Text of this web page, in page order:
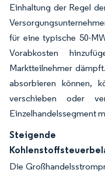
Einhaltung der Regel
für eine typische 50-
Vorabkosten
Marktteilnehmer
absorbieren können,
verschieben oder
Einzelhandelssegment
Steigende
Die